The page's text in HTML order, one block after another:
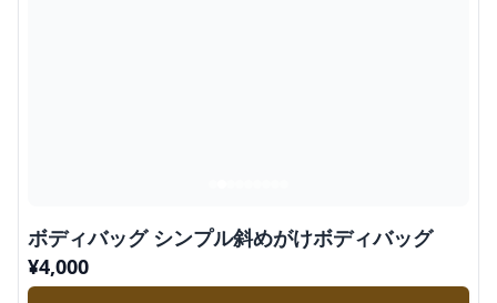
ボディバッグ シンプル斜めがけボディバッグ
¥4,000